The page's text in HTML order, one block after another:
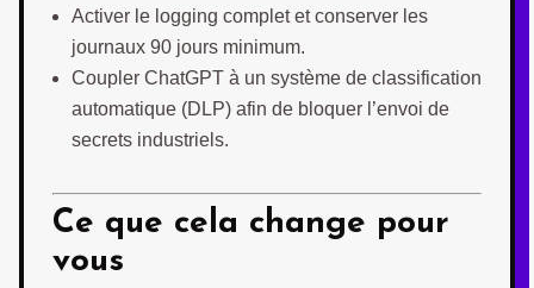
Activer le logging complet et conserver les
journaux 90 jours minimum.
Coupler ChatGPT à un système de classification
automatique (DLP) afin de bloquer l’envoi de
secrets industriels.
Ce que cela change pour
vous